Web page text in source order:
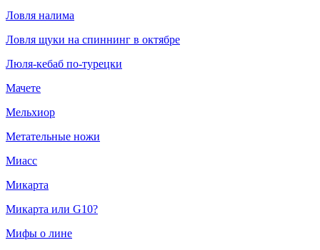
Ловля налима
Ловля щуки на спиннинг в октябре
Люля-кебаб по-турецки
Мачете
Мельхиор
Метательные ножи
Миасс
Микарта
Микарта или G10?
Мифы о лине